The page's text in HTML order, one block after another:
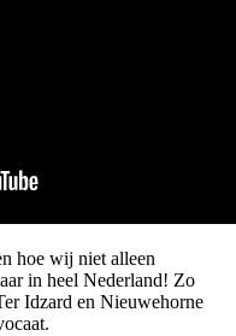
hoe wij niet alleen
in heel Nederland! Zo
Idzard en Nieuwehorne